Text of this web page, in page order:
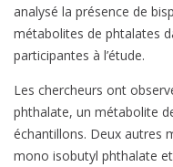
analysé la présence de
métabolites de phtalates
participantes à l’étude.
Les chercheurs ont
phthalate, un métabolite
échantillons. Deux autres
mono isobutyl phthalate